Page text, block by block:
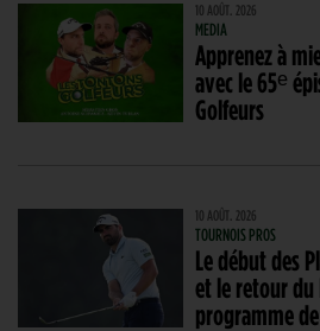
10 AOÛT. 2026
MEDIA
Apprenez à
avec le 65ᵉ
Golfeurs
10 AOÛT. 2026
TOURNOIS PROS
Le début des
et le retour du
programme